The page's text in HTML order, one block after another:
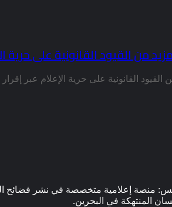
من القيود القانونية على حرية
القانونية على حرية الإعلام عبر
منصة إعلامية متخصصة في نشر فضائح
المنتهكة في البحرين.